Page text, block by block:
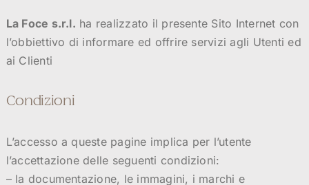
La Foce s.r.l. ha realizzato il presente Sito Internet con
l’obbiettivo di informare ed offrire servizi agli Utenti ed
ai Clienti
Condizioni
L’accesso a queste pagine implica per l’utente
l’accettazione delle seguenti condizioni:
– la documentazione, le immagini, i marchi e